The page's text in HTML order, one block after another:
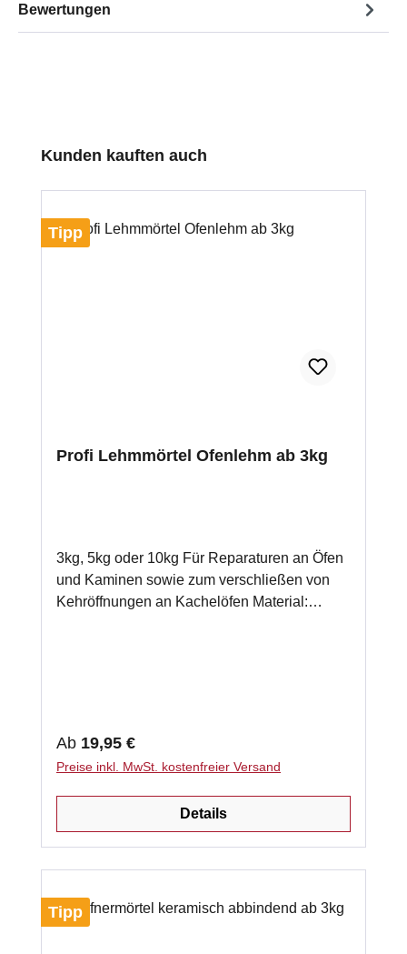
Bewertungen
Produktgalerie überspringen
Kunden kauften auch
Tipp
Profi Lehmmörtel Ofenlehm ab 3kg
3kg, 5kg oder 10kg Für Reparaturen an Öfen
und Kaminen sowie zum verschließen von
Kehröffnungen an Kachelöfen Material:
Regulärer Preis:
Ab 19,95 €
Preise inkl. MwSt. kostenfreier Versand
Details
Tipp